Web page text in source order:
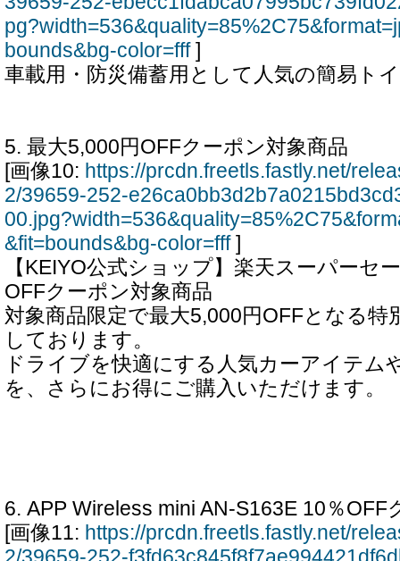
bounds&bg-color=fff]
車載用・防災備蓄用として人気の簡易ト
5. 最大5,000円OFFクーポン対象商品
[画像10: https://prcdn.freetls.fastly.net/
2/39659-252-
&fit=bounds&bg-color=fff]
【KEIYO公式ショップ】楽天スーパーセ
OFFクーポン対象商品
対象商品限定で最大5,000円OFFとなる特
しております。
ドライブを快適にする人気カーアイテム
を、さらにお得にご購入いただけます。
6. APP Wireless mini AN-S163E 10％OFF
[画像11: https://prcdn.freetls.fastly.net/